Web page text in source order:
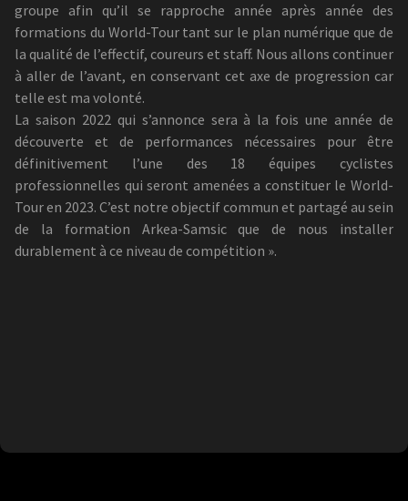
groupe afin qu’il se rapproche année après année des
formations du World-Tour tant sur le plan numérique que de
la qualité de l’effectif, coureurs et staff. Nous allons continuer
à aller de l’avant, en conservant cet axe de progression car
telle est ma volonté.
La saison 2022 qui s’annonce sera à la fois une année de
découverte et de performances nécessaires pour être
définitivement l’une des 18 équipes cyclistes
professionnelles qui seront amenées a constituer le World-
Tour en 2023. C’est notre objectif commun et partagé au sein
de la formation Arkea-Samsic que de nous installer
durablement à ce niveau de compétition ».